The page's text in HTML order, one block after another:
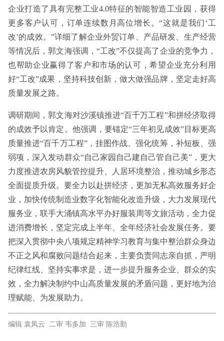
企业打造了具有完整工业4.0特征的智能智造工业园，获得
更多客户认可，订单连续数月高位增长。“这就是我们‘工
改’的成效。”详细了解企业外贸订单、产品研发、生产经营
等情况后，郭文海强调，“工改”不仅提高了企业的竞争力，
也帮助企业赢得了客户和市场的认可，希望企业充分利用
好“工改”成果，坚持科技创新，做大做强品牌，坚定走好高
质量发展之路。
调研期间，郭文海对沙溪镇推进“百千万工程”和拼经济取得
的成效予以肯定。他强调，要锚定“三年初见成效”目标更高
质量推进“百千万工程”，挂图作战、强化统筹，补短板、强
弱项，深入发动群众“自己家园自己建自己管自己美”，更大
力度推进农房风貌管控提升、人居环境整治，推动城乡形态
全面提质升级。要全力以赴拼经济，更加无私高效服务好企
业，加快传统制造业数字化智能化改造升级，大力发展现代
服务业，联手大涌镇高水平办好服装周等文旅活动，全力促
进消费增长，坚定完成上半年、全年经济社会发展任务。要
把深入贯彻中央八项规定精神学习教育与集中整治群众身边
不正之风和腐败问题结合起来，主要负责同志亲自抓，严明
纪律红线、坚持实事求是，进一步提升服务企业、群众的实
效，全力解决制约中山高质量发展的矛盾问题，更好地为治
理赋能、为发展助力。
编辑 袁凤云 二审 韦多加 三审 陈浩勤